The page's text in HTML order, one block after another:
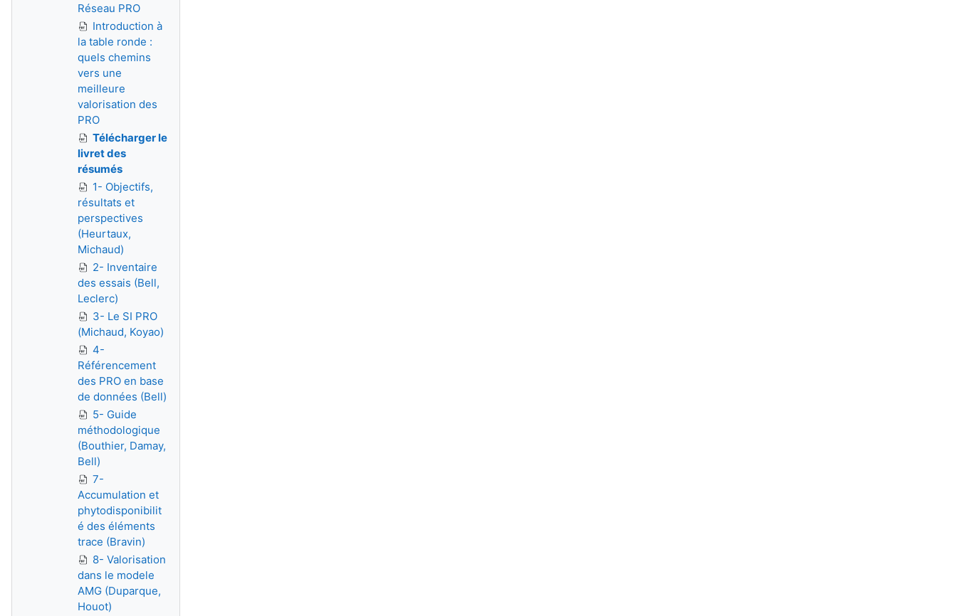
Réseau PRO
Introduction à
la table ronde :
quels chemins
vers une
meilleure
valorisation des
PRO
Télécharger le
livret des
résumés
1- Objectifs,
résultats et
perspectives
(Heurtaux,
Michaud)
2- Inventaire
des essais (Bell,
Leclerc)
3- Le SI PRO
(Michaud, Koyao)
4-
Référencement
des PRO en base
de données (Bell)
5- Guide
méthodologique
(Bouthier, Damay,
Bell)
7-
Accumulation et
phytodisponibilit
é des éléments
trace (Bravin)
8- Valorisation
dans le modele
AMG (Duparque,
Houot)